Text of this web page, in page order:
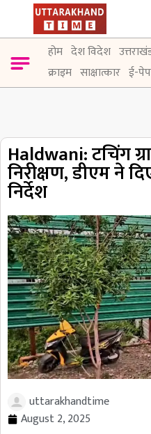
होम देश विदेश
क्राइम साक्षात्कार ई-
Haldwani: टचिंग
निरीक्षण, डीएम ने
निर्देश
uttarakhandtime
August 2, 2025